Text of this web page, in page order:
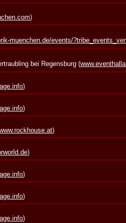
)
muenchen.de/events/
bei Regensburg (
)
)
)
)
)
)
)